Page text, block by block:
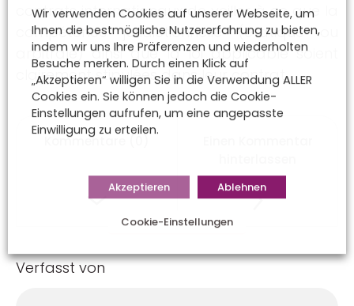
contrats internationaux de veiller à ce que la
compétence juridictionnelle (étatique ou
arbitrale) ainsi que la loi applicable soient
clairement stipulées dans leur contrat.
Kommentare (0)
Verfasst von
Wir verwenden Cookies auf unserer Webseite, um
Ihnen die bestmögliche Nutzererfahrung zu bieten,
indem wir uns Ihre Präferenzen und wiederholten
Besuche merken. Durch einen Klick auf
„Akzeptieren“ willigen Sie in die Verwendung ALLER
Cookies ein. Sie können jedoch die Cookie-
Einstellungen aufrufen, um eine angepasste
Einwilligung zu erteilen.
Akzeptieren Ablehnen
Cookie-Einstellungen